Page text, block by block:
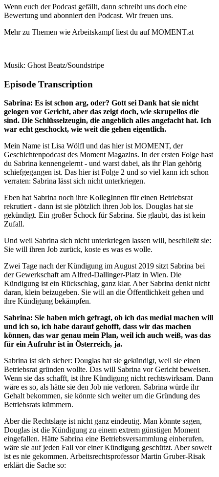
Wenn euch der Podcast gefällt, dann schreibt uns doch eine
Bewertung und abonniert den Podcast. Wir freuen uns.
Mehr zu Themen wie Arbeitskampf liest du auf MOMENT.at
Musik: Ghost Beatz/Soundstripe
Episode Transcription
Sabrina: Es ist schon arg, oder? Gott sei Dank hat sie nicht
gelogen vor Gericht, aber das zeigt doch, wie skrupellos die
sind. Die Schlüsselzeugin, die angeblich alles angefacht hat. Ich
war echt geschockt, wie weit die gehen eigentlich.
Mein Name ist Lisa Wölfl und das hier ist MOMENT, der
Geschichtenpodcast des Moment Magazins. In der ersten Folge hast
du Sabrina kennengelernt - und warst dabei, als ihr Plan gehörig
schiefgegangen ist. Das hier ist Folge 2 und so viel kann ich schon
verraten: Sabrina lässt sich nicht unterkriegen.
Eben hat Sabrina noch ihre KollegInnen für einen Betriebsrat
rekrutiert - dann ist sie plötzlich ihren Job los. Douglas hat sie
gekündigt. Ein großer Schock für Sabrina. Sie glaubt, das ist kein
Zufall.
Und weil Sabrina sich nicht unterkriegen lassen will, beschließt sie:
Sie will ihren Job zurück, koste es was es wolle.
Zwei Tage nach der Kündigung im August 2019 sitzt Sabrina bei
der Gewerkschaft am Alfred-Dallinger-Platz in Wien. Die
Kündigung ist ein Rückschlag, ganz klar. Aber Sabrina denkt nicht
daran, klein beizugeben. Sie will an die Öffentlichkeit gehen und
ihre Kündigung bekämpfen.
Sabrina: Sie haben mich gefragt, ob ich das medial machen will
und ich so, ich habe darauf gehofft, dass wir das machen
können, das war genau mein Plan, weil ich auch weiß, was das
für ein Aufruhr ist in Österreich, ja.
Sabrina ist sich sicher: Douglas hat sie gekündigt, weil sie einen
Betriebsrat gründen wollte. Das will Sabrina vor Gericht beweisen.
Wenn sie das schafft, ist ihre Kündigung nicht rechtswirksam. Dann
wäre es so, als hätte sie den Job nie verloren. Sabrina würde ihr
Gehalt bekommen, sie könnte sich weiter um die Gründung des
Betriebsrats kümmern.
Aber die Rechtslage ist nicht ganz eindeutig. Man könnte sagen,
Douglas ist die Kündigung zu einem extrem günstigen Moment
eingefallen. Hätte Sabrina eine Betriebsversammlung einberufen,
wäre sie auf jeden Fall vor einer Kündigung geschützt. Aber soweit
ist es nie gekommen. Arbeitsrechtsprofessor Martin Gruber-Risak
erklärt die Sache so: